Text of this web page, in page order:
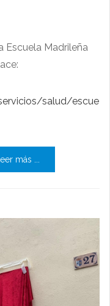
Escuela Madrileña
salud/escue
más ...